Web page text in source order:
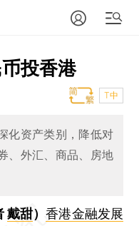
投香港
T中
化资产类别，降低对
、外汇、商品、房地
戴甜）香港金融发展